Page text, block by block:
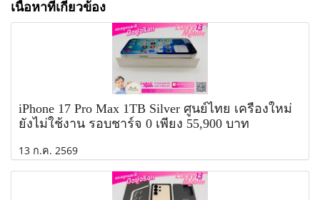
เนื้อหาที่เกี่ยวข้อง
iPhone 17 Pro Max 1TB Silver ศูนย์ไทย เครื่องใหม่
ยังไม่ใช้งาน รอบชาร์จ 0 เพียง 55,900 บาท
13 ก.ค. 2569